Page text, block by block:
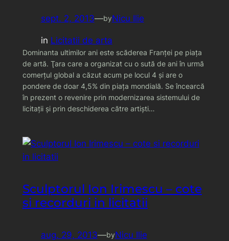
sept. 2, 2013—byNicu Ilie
in Licitatii de arta
Dominanta ultimilor ani este scăderea Franţei pe piaţa
de artă. Ţara care a organizat cu o sută de ani în urmă
comerţul global a căzut acum pe locul 4 şi are o
pondere de doar 4,5% din piaţa mondială. Se încearcă
în prezent o revenire prin modernizarea sistemului de
licitaţii şi prin deschiderea către artişti…
Sculptorul Ion Irimescu – cote
si recorduri in licitatii
aug. 29, 2013—byNicu Ilie